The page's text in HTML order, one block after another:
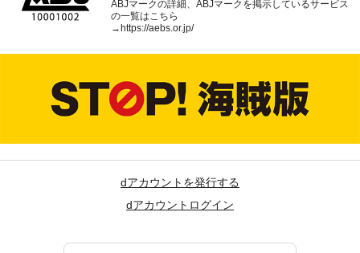
ABJマークの詳細、ABJマークを掲示しているサービス
の一覧はこちら
→https://aebs.or.jp/
dアカウントを発行する
dアカウントログイン